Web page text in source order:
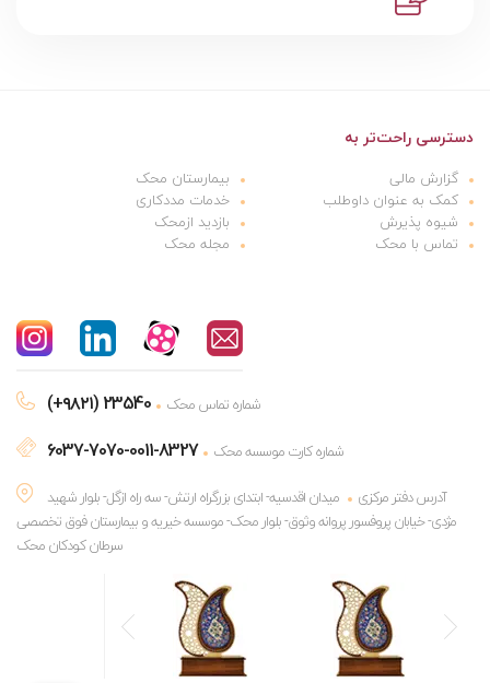
دسترسی راحت‌تر به
گزارش مالی
بیمارستان محک
کمک به عنوان داوطلب
خدمات مددکاری
شیوه پذیرش
بازدید ازمحک
تماس با محک
مجله محک
(+۹۸۲۱) 23540 شماره تماس محک
6037-7070-0011-8327
شماره کارت موسسه محک
آدرس دفتر مرکزی
میدان اقدسیه- ابتدای بزرگراه ارتش- سه راه ازگل- بلوار شهید
مژدی- خیابان پروفسور پروانه وثوق- بلوار محک- موسسه خیریه و بیمارستان فوق تخصصی
سرطان کودکان محک